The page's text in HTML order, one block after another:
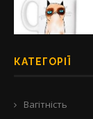
КАТЕГОРІЇ
Вагітність